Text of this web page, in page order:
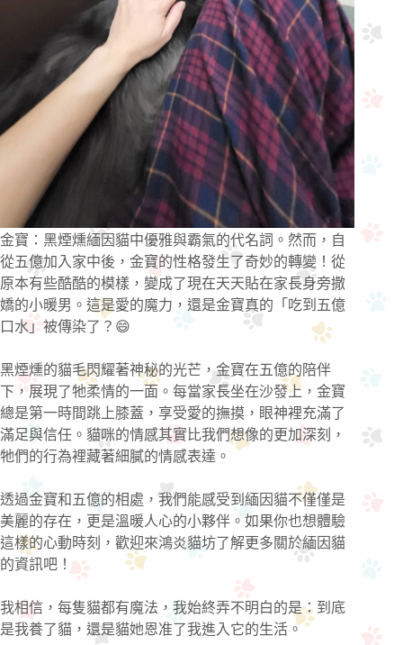
金寶：黑煙燻緬因貓中優雅與霸氣的代名詞。然而，自
從五億加入家中後，金寶的性格發生了奇妙的轉變！從
原本有些酷酷的模樣，變成了現在天天貼在家長身旁撒
嬌的小暖男。這是愛的魔力，還是金寶真的「吃到五億
口水」被傳染了？😄
黑煙燻的貓毛閃耀著神秘的光芒，金寶在五億的陪伴
下，展現了牠柔情的一面。每當家長坐在沙發上，金寶
總是第一時間跳上膝蓋，享受愛的撫摸，眼神裡充滿了
滿足與信任。貓咪的情感其實比我們想像的更加深刻，
牠們的行為裡藏著細膩的情感表達。
透過金寶和五億的相處，我們能感受到緬因貓不僅僅是
美麗的存在，更是溫暖人心的小夥伴。如果你也想體驗
這樣的心動時刻，歡迎來鴻炎貓坊了解更多關於緬因貓
的資訊吧！
我相信，每隻貓都有魔法，我始終弄不明白的是：到底
是我養了貓，還是貓她恩准了我進入它的生活。